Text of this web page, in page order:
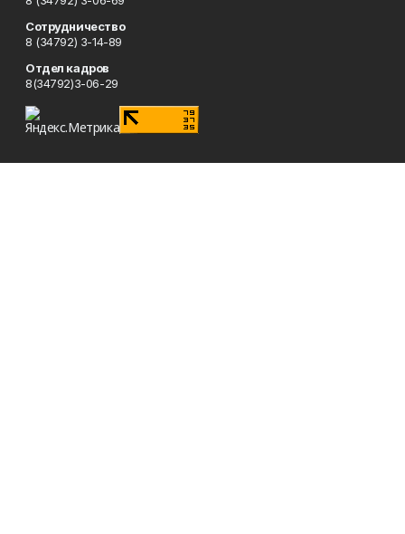
Сотрудничество
8 (34792) 3-14-89
Отдел кадров
8(34792)3-06-29